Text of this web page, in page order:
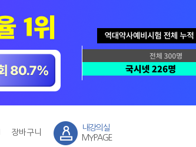
장바구니
내강의실
MYPAGE